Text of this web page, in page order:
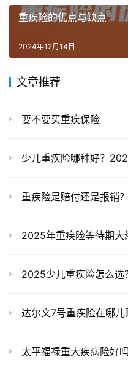
重疾险的优点与缺点
2024年12月14日
文章推荐
要不要买重疾保险
少儿重疾险哪种好？2026热门产品
重疾险是赔付还是报销？
2025年重疾险等待期大缩水！这5
2025少儿重疾险怎么选
达尔文7号重疾险在哪儿
太平福禄重大疾病险好吗